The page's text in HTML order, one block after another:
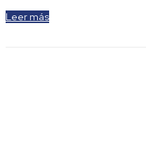
Leer más